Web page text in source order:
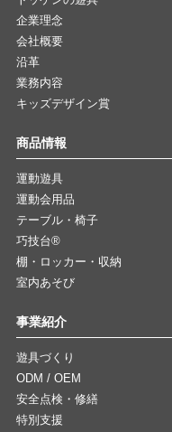
企業理念
会社概要
沿革
業務内容
キッズデザイン賞
商品情報
運動遊具
運動会用品
テーブル・椅子
巧技台®
棚・ロッカー・収納
室内あそび
事業紹介
遊具づくり
ODM / OEM
安全点検・修繕
特別支援